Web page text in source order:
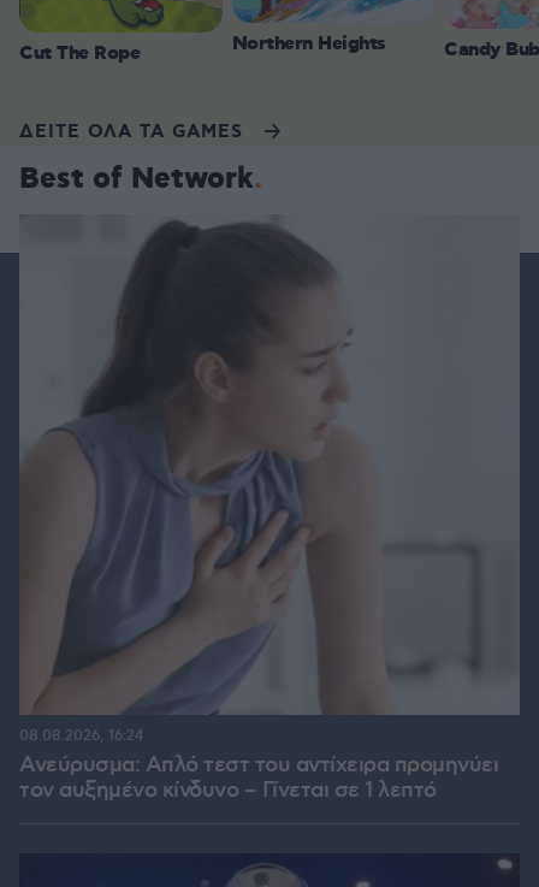
Cut The Rope Northern Heights Candy
ΔΕΙΤΕ ΟΛΑ ΤΑ GAMES
Best of Network
Ανεύρυσμα: Απλό τεστ του αντίχειρα προμηνύει
τον αυξημένο κίνδυνο – Γίνεται σε 1 λεπτό
08.08.2026, 16:24